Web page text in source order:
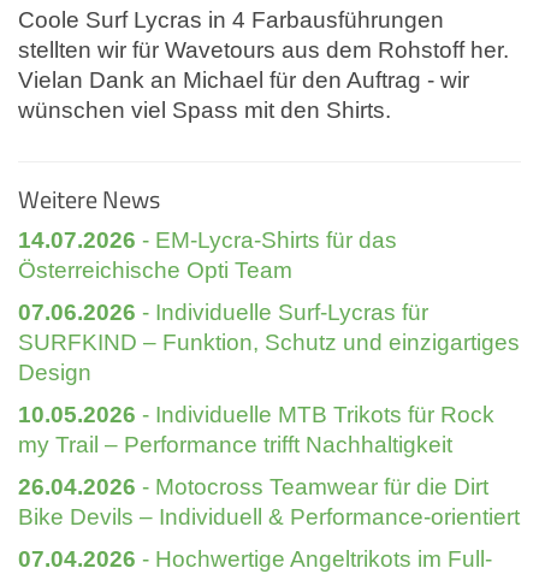
Coole Surf Lycras in 4 Farbausführungen
stellten wir für Wavetours aus dem Rohstoff her.
Vielan Dank an Michael für den Auftrag - wir
wünschen viel Spass mit den Shirts.
Weitere News
14.07.2026 - EM-Lycra-Shirts für das
Österreichische Opti Team
07.06.2026 - Individuelle Surf-Lycras für
SURFKIND – Funktion, Schutz und einzigartiges
Design
10.05.2026 - Individuelle MTB Trikots für Rock
my Trail – Performance trifft Nachhaltigkeit
26.04.2026 - Motocross Teamwear für die Dirt
Bike Devils – Individuell & Performance-orientiert
07.04.2026 - Hochwertige Angeltrikots im Full-